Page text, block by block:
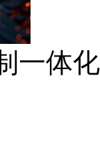
一体